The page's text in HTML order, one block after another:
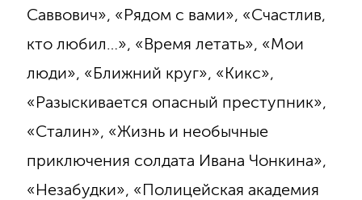
Саввович», «Рядом с вами», «Счастлив,
кто любил…», «Время летать», «Мои
люди», «Ближний круг», «Кикс»,
«Разыскивается опасный преступник»,
«Сталин», «Жизнь и необычные
приключения солдата Ивана Чонкина»,
«Незабудки», «Полицейская академия